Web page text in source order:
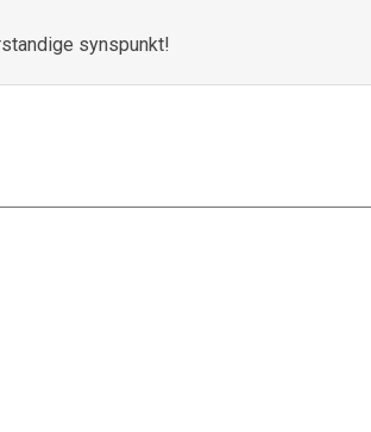
synspunkt!